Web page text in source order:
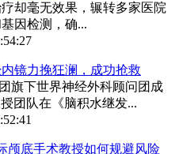
却毫无效果，辗转多家医院
因检测，确...
镜力挽狂澜，成功抢救
旗下世界神经外科顾问团成
授团队在《脑积水继发...
颅底手术教授如何规避风险